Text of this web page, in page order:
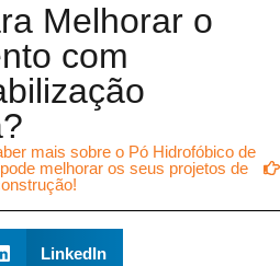
Melhorar o
com
mais sobre o Pó Hidrofóbico de
melhorar os seus projetos de
LinkedIn